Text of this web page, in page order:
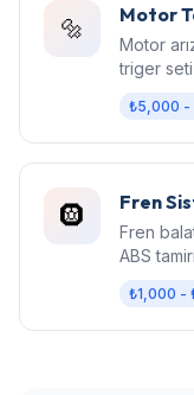
🔩 Motor
Motor
triger
₺5,000 -
🛞 Fren
Fren
ABS
₺1,000 -